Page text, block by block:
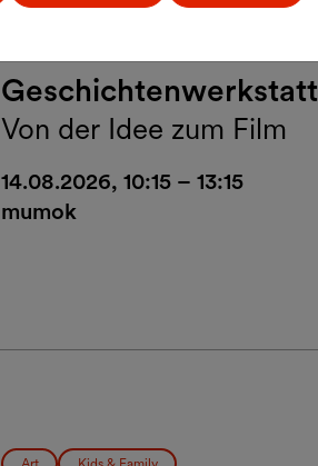
Geschichtenwerkstatt
Von der Idee zum Film
14.08.2026, 10:15 – 13:15
mumok